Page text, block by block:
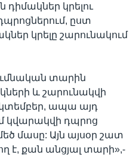
դիմակներ կրելու
ըստ
կրելը շարունակում
տարին
և շարունակվի
ապա այդ
դպրոց
մասը: Այն այսօր շատ
է, քան անցյալ տարի»,-